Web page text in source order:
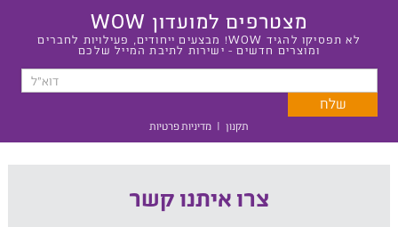
מצטרפים למועדון WOW
לא תפסיקו להגיד WOW! מבצעים ייחודים, פעילויות לחברים
ומוצרים חדשים - ישירות לתיבת המייל שלכם
תקנון | מדיניות פרטיות
צרו איתנו קשר